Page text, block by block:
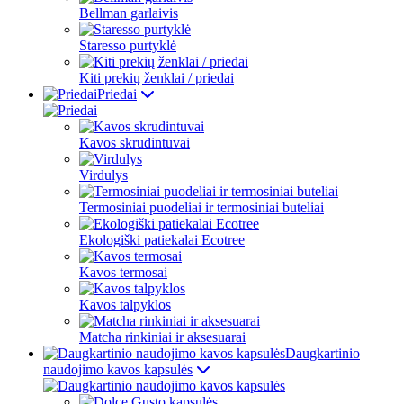
Bellman garlaivis
Staresso purtyklė
Kiti prekių ženklai / priedai
Priedai
Kavos skrudintuvai
Virdulys
Termosiniai puodeliai ir termosiniai buteliai
Ekologiški patiekalai Ecotree
Kavos termosai
Kavos talpyklos
Matcha rinkiniai ir aksesuarai
Daugkartinio
naudojimo kavos kapsulės